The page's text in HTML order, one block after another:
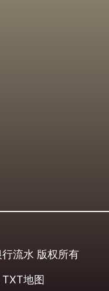
流水 版权所有
TXT地图